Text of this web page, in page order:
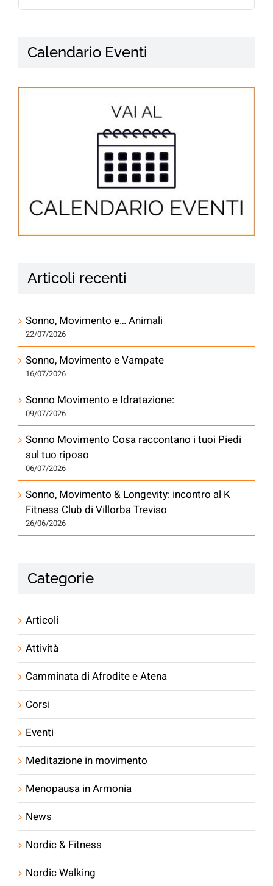
Calendario Eventi
Articoli recenti
Sonno, Movimento e… Animali
22/07/2026
Sonno, Movimento e Vampate
16/07/2026
Sonno Movimento e Idratazione:
09/07/2026
Sonno Movimento Cosa raccontano i tuoi Piedi
sul tuo riposo
06/07/2026
Sonno, Movimento & Longevity: incontro al K
Fitness Club di Villorba Treviso
26/06/2026
Categorie
Articoli
Attività
Camminata di Afrodite e Atena
Corsi
Eventi
Meditazione in movimento
Menopausa in Armonia
News
Nordic & Fitness
Nordic Walking